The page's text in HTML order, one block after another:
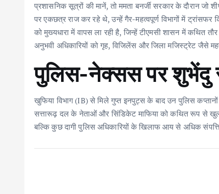
प्रशासनिक सूत्रों की मानें, तो ममता बनर्जी सरकार के दौरान जो
पर एकछत्र राज कर रहे थे, उन्हें गैर-महत्वपूर्ण विभागों में ट्रांसफर
को मुख्यधारा में वापस ला रही है, जिन्हें टीएमसी शासन में कथित
अनुभवी अधिकारियों को गृह, विजिलेंस और जिला मजिस्ट्रेट जैसे
पुलिस-नेक्सस पर शुभेंदु
खुफिया विभाग (IB) से मिले गुप्त इनपुट्स के बाद उन पुलिस
सत्तारूढ़ दल के नेताओं और सिंडिकेट माफिया को कथित रूप से खुला
बल्कि कुछ दागी पुलिस अधिकारियों के खिलाफ आय से अधिक